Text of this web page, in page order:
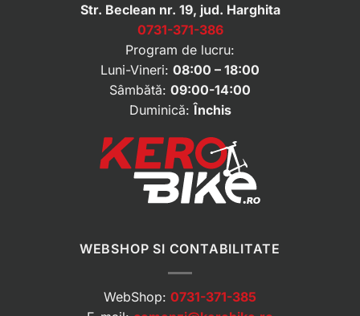
Str. Beclean nr. 19, jud. Harghita
0731-371-386
Program de lucru:
Luni-Vineri: 08:00 – 18:00
Sâmbătă: 09:00-14:00
Duminică:Închis
WEBSHOP SI CONTABILITATE
WebShop: 0731-371-385